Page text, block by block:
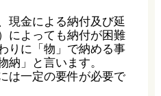
現金による納付及び延
によっても納付が困難
りに「物」で納める事
納」と言います。
は一定の要件が必要で